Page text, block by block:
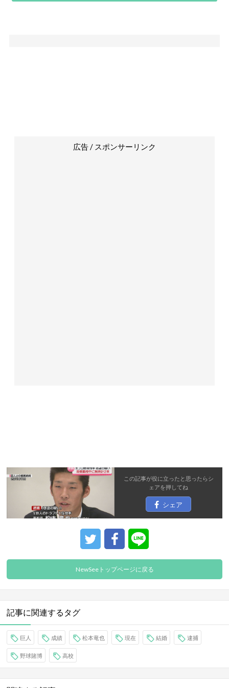
広告 / スポンサーリンク
この記事が役に立ったと思ったらシ
ェアを押してね
シェア
NewSeeトップページに戻る
記事に関連するタグ
巨人 成績 松本竜也 現在 結婚 逮捕
野球賭博 高校